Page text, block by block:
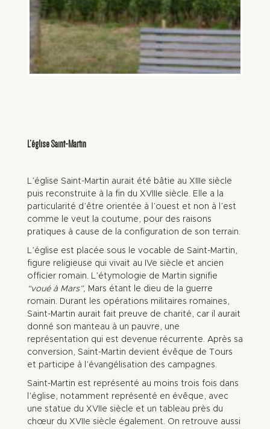
L’église Saint-Martin
L’église Saint-Martin aurait été bâtie au XIIIe siècle
puis reconstruite à la fin du XVIIIe siècle. Elle a la
particularité d’être orientée à l’ouest et non à l’est
comme le veut la coutume, pour des raisons
pratiques à cause de la configuration de son terrain.
L’église est placée sous le vocable de Saint-Martin,
figure religieuse qui vivait au IVe siècle et ancien
officier romain. L’étymologie de Martin signifie
“voué à Mars”, Mars étant le dieu de la guerre
romain. Durant les opérations militaires romaines,
Saint-Martin aurait fait preuve de charité, car il aurait
donné son manteau à un pauvre, une
représentation qui est devenue récurrente. Après sa
conversion, Saint-Martin devient évêque de Tours
et participe à l’évangélisation des campagnes.
Saint-Martin est représenté au moins trois fois dans
l’église, notamment représenté en évêque, avec
une statue du XVIIe siècle et un tableau près du
chœur du XVIIe siècle également. On retrouve aussi